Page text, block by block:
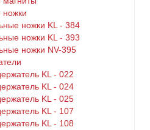
ножки KL - 384
ножки KL - 393
ножки NV-395
KL - 022
KL - 024
KL - 025
KL - 107
KL - 108